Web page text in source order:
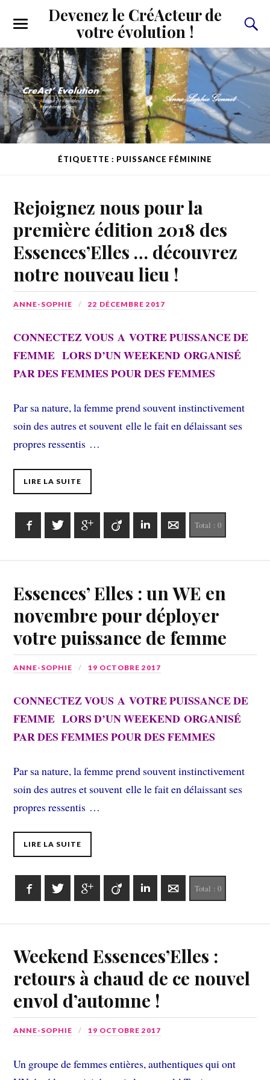
Devenez le CréActeur de
votre évolution !
ÉTIQUETTE : PUISSANCE FÉMININE
Rejoignez nous pour la
première édition 2018 des
Essences’Elles … découvrez
notre nouveau lieu !
ANNE-SOPHIE 22 DÉCEMBRE 2017
CONNECTEZ VOUS A VOTRE PUISSANCE DE
FEMME LORS D’UN WEEKEND ORGANISÉ
PAR DES FEMMES POUR DES FEMMES
Par sa nature, la femme prend souvent instinctivement
soin des autres et souvent elle le fait en délaissant ses
propres ressentis …
LIRE LA SUITE
FacebookTwitter Google+ Viadeo LinkedInE-mailTotal : 0
Essences’ Elles : un WE en
novembre pour déployer
votre puissance de femme
ANNE-SOPHIE 19 OCTOBRE 2017
CONNECTEZ VOUS A VOTRE PUISSANCE DE
FEMME LORS D’UN WEEKEND ORGANISÉ
PAR DES FEMMES POUR DES FEMMES
Par sa nature, la femme prend souvent instinctivement
soin des autres et souvent elle le fait en délaissant ses
propres ressentis …
LIRE LA SUITE
FacebookTwitter Google+ Viadeo LinkedInE-mailTotal : 0
Weekend Essences’Elles :
retours à chaud de ce nouvel
envol d’automne !
ANNE-SOPHIE 19 OCTOBRE 2017
Un groupe de femmes entières, authentiques qui ont